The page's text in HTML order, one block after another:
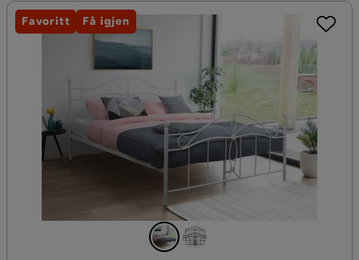
Favoritt Få igjen